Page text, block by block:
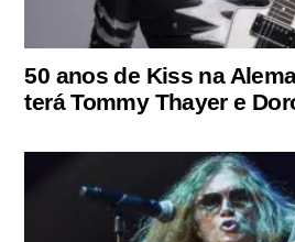
50 anos de Kiss na
terá Tommy Thayer e